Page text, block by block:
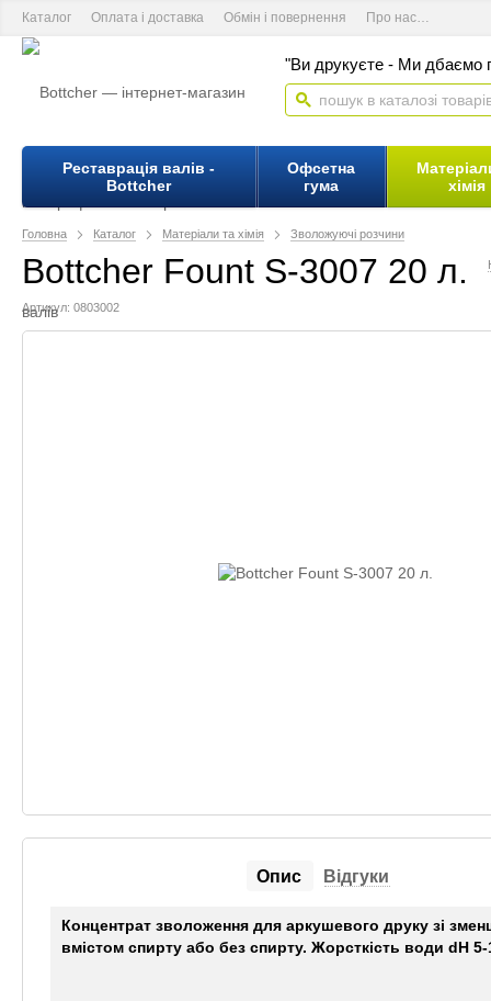
Каталог Оплата і доставка Обмін і повернення Про нас
"Ви друкуєте - Ми дбаємо
Реставрація валів -
Bottcher
Офсетна
гума
хімія
Головна Каталог Матеріали та хімія Зволожуючі розчини
Bottcher Fount S-3007 20 л.
Артикул: 0803002
Опис Відгуки
Концентрат зволоження для аркушевого друку зі
вмістом спирту або без спирту. Жорсткість води dH 5-